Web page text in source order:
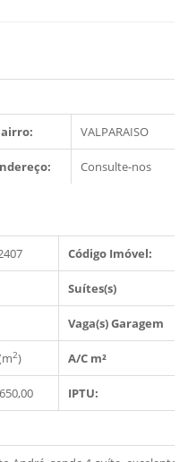
VALPARAISO
Consulte-nos
Código Imóvel:
Suítes(s)
Vaga(s) Garagem
2) A/C m²
IPTU: